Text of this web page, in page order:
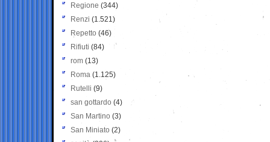
Regione (344)
Renzi (1.521)
Repetto (46)
Rifiuti (84)
rom (13)
Roma (1.125)
Rutelli (9)
san gottardo (4)
San Martino (3)
San Miniato (2)